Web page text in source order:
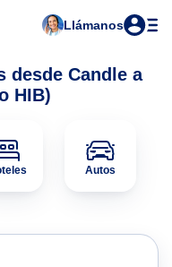
Llámanos
desde Candle a
HIB)
Autos